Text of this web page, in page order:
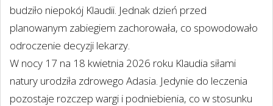
budziło niepokój Klaudii. Jednak dzień przed
planowanym zabiegiem zachorowała, co spowodowało
odroczenie decyzji lekarzy.
W nocy 17 na 18 kwietnia 2026 roku Klaudia siłami
natury urodziła zdrowego Adasia. Jedynie do leczenia
pozostaje rozczep wargi i podniebienia, co w stosunku